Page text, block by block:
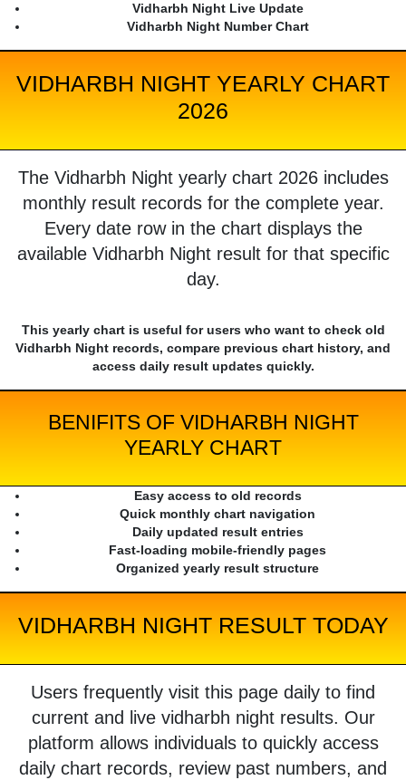
Vidharbh Night Live Update
Vidharbh Night Number Chart
VIDHARBH NIGHT YEARLY CHART
2026
The Vidharbh Night yearly chart 2026 includes
monthly result records for the complete year.
Every date row in the chart displays the
available Vidharbh Night result for that specific
day.
This yearly chart is useful for users who want to check old
Vidharbh Night records, compare previous chart history, and
access daily result updates quickly.
BENIFITS OF VIDHARBH NIGHT
YEARLY CHART
Easy access to old records
Quick monthly chart navigation
Daily updated result entries
Fast-loading mobile-friendly pages
Organized yearly result structure
VIDHARBH NIGHT RESULT TODAY
Users frequently visit this page daily to find
current and live vidharbh night results. Our
platform allows individuals to quickly access
daily chart records, review past numbers, and